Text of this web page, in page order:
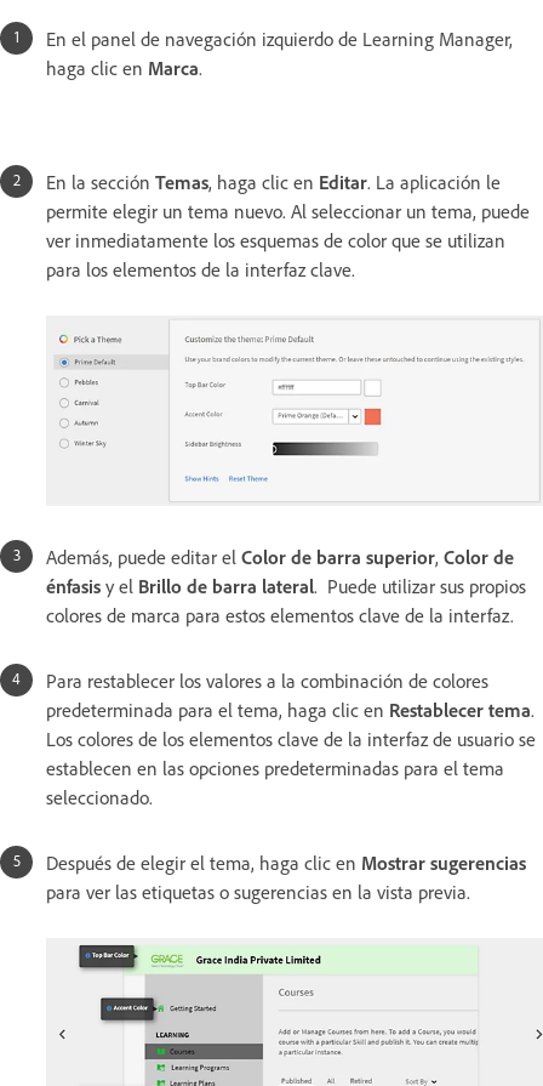
En el panel de navegación izquierdo de Learning Manager,
haga clic en Marca.
En la sección Temas, haga clic en Editar. La aplicación le
permite elegir un tema nuevo. Al seleccionar un tema, puede
ver inmediatamente los esquemas de color que se utilizan
para los elementos de la interfaz clave.
Además, puede editar el Color de barra superior, Color de
énfasis y el Brillo de barra lateral. Puede utilizar sus propios
colores de marca para estos elementos clave de la interfaz.
Para restablecer los valores a la combinación de colores
predeterminada para el tema, haga clic en Restablecer tema.
Los colores de los elementos clave de la interfaz de usuario se
establecen en las opciones predeterminadas para el tema
seleccionado.
Después de elegir el tema, haga clic en Mostrar sugerencias
para ver las etiquetas o sugerencias en la vista previa.